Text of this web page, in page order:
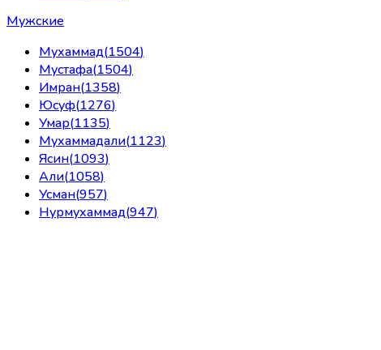
Мужские
Мухаммад(1504)
Мустафа(1504)
Имран(1358)
Юсуф(1276)
Умар(1135)
Мухаммадали(1123)
Ясин(1093)
Али(1058)
Усман(957)
Нурмухаммад(947)